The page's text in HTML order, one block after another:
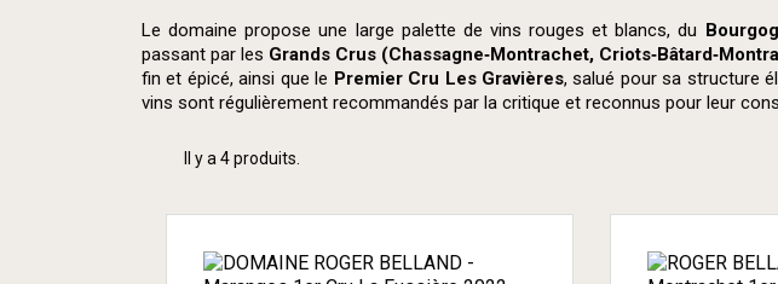
Le domaine propose une large palette de vins rouges et blancs, du
passant par les Grands Crus (Chassagne‑Montrachet,
fin et épicé, ainsi que le Premier Cru Les Gravières, salué pour sa structure
vins sont régulièrement recommandés par la critique et reconnus pour leur
Il y a 4 produits.